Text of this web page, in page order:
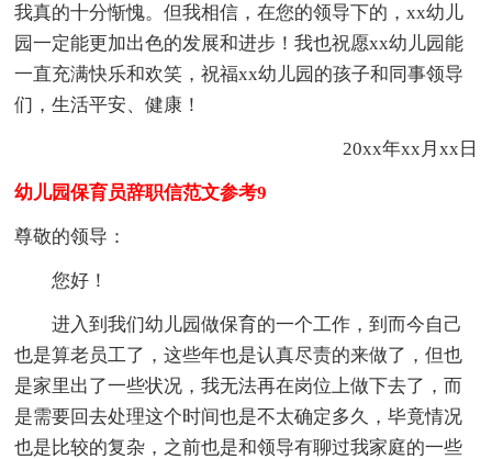
我真的十分惭愧。但我相信，在您的领导下的，xx幼儿
园一定能更加出色的发展和进步！我也祝愿xx幼儿园能
一直充满快乐和欢笑，祝福xx幼儿园的孩子和同事领导
们，生活平安、健康！
20xx年xx月xx日
幼儿园保育员辞职信范文参考9
尊敬的领导：
您好！
进入到我们幼儿园做保育的一个工作，到而今自己
也是算老员工了，这些年也是认真尽责的来做了，但也
是家里出了一些状况，我无法再在岗位上做下去了，而
是需要回去处理这个时间也是不太确定多久，毕竟情况
也是比较的复杂，之前也是和领导有聊过我家庭的一些